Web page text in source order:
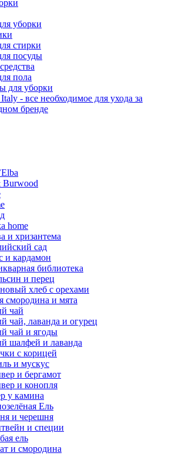
уборки
стирки
посуды
пола
для уборки
Burwood
home
и хризантема
сад
и кардамон
библиотека
и перец
хлеб с орехами
смородина и мята
чай
чай, лаванда и огурец
чай и ягоды
шалфей и лаванда
с корицей
и мускус
и бергамот
и конопля
у камина
Ель
и черешня
и специи
ель
и смородина